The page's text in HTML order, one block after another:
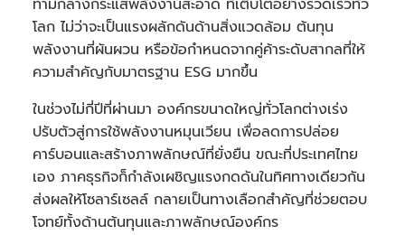
ท่ามกลางกระแสพลังงานสะอาด ที่เติบโตอย่างรวดเร็วทั่ว
โลก ไม่ว่าจะเป็นแรงผลักดันด้านสิ่งแวดล้อม ต้นทุน
พลังงานที่ผันผวน หรือข้อกำหนดจากคู่ค้าระดับสากลที่ให้
ความสำคัญกับมาตรฐาน ESG มากขึ้น
ในช่วงไม่กี่ปีที่ผ่านมา องค์กรขนาดใหญ่ทั่วโลกต่างเร่ง
ปรับตัวสู่การใช้พลังงานหมุนเวียน เพื่อลดการปล่อย
คาร์บอนและสร้างภาพลักษณ์ที่ยั่งยืน ขณะที่ประเทศไทย
เอง ภาคธุรกิจก็กำลังเผชิญแรงกดดันในทิศทางเดียวกัน
ส่งผลให้โซลาร์เซลล์ กลายเป็นทางเลือกสำคัญที่ช่วยตอบ
โจทย์ทั้งด้านต้นทุนและภาพลักษณ์องค์กร